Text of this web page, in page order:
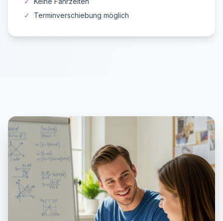
✓
Terminverschiebung möglich